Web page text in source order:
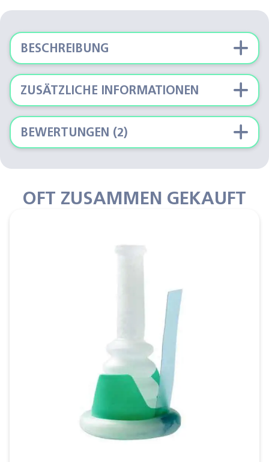
BESCHREIBUNG
ZUSÄTZLICHE INFORMATIONEN
BEWERTUNGEN (2)
OFT ZUSAMMEN GEKAUFT